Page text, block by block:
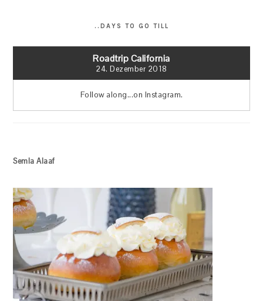
..DAYS TO GO TILL
Roadtrip California
24. Dezember 2018
Follow along...on Instagram.
Semla Alaaf